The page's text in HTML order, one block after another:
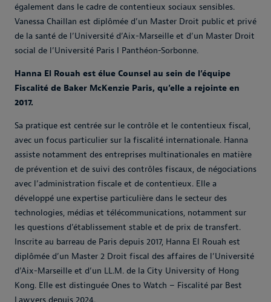
également dans le cadre de contentieux sociaux sensibles.
Vanessa Chaillan est diplômée d’un Master Droit public et privé
de la santé de l’Université d’Aix-Marseille et d’un Master Droit
social de l’Université Paris I Panthéon-Sorbonne.
Hanna El Rouah est élue Counsel au sein de l’équipe
Fiscalité de Baker McKenzie Paris, qu’elle a rejointe en
2017.
Sa pratique est centrée sur le contrôle et le contentieux fiscal,
avec un focus particulier sur la fiscalité internationale. Hanna
assiste notamment des entreprises multinationales en matière
de prévention et de suivi des contrôles fiscaux, de négociations
avec l’administration fiscale et de contentieux. Elle a
développé une expertise particulière dans le secteur des
technologies, médias et télécommunications, notamment sur
les questions d’établissement stable et de prix de transfert.
Inscrite au barreau de Paris depuis 2017, Hanna El Rouah est
diplômée d’un Master 2 Droit fiscal des affaires de l’Université
d’Aix-Marseille et d’un LL.M. de la City University of Hong
Kong. Elle est distinguée Ones to Watch – Fiscalité par Best
Lawyers depuis 2024.